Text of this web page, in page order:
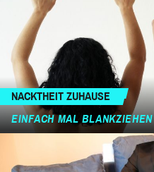
NACKTHEIT ZUHAUSE
EINFACH MAL BLANKZIEHEN